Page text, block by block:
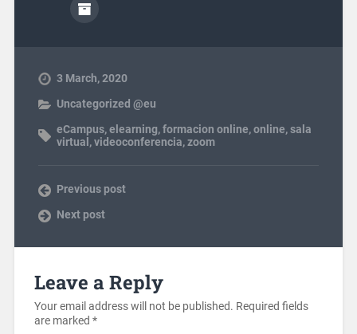
3 March, 2020
Uncategorized @eu
eCampus,elearning,formacion online,online,sala
virtual ,videoconferencia,zoom
Previous post
Next post
Leave a Reply
Your email address will not be published. Required fields
are marked *